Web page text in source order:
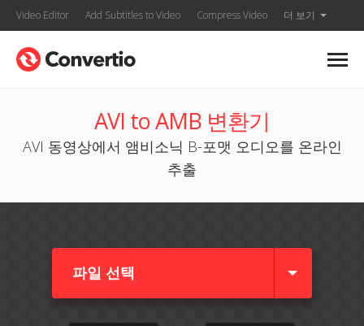
Video Editor Add Subtitles to Video Compress Video 더 보기
AVI to AMB 변환기
AVI 동영상에서 앰비소닉 B-포맷 오디오를 온라인
추출
파일 선택